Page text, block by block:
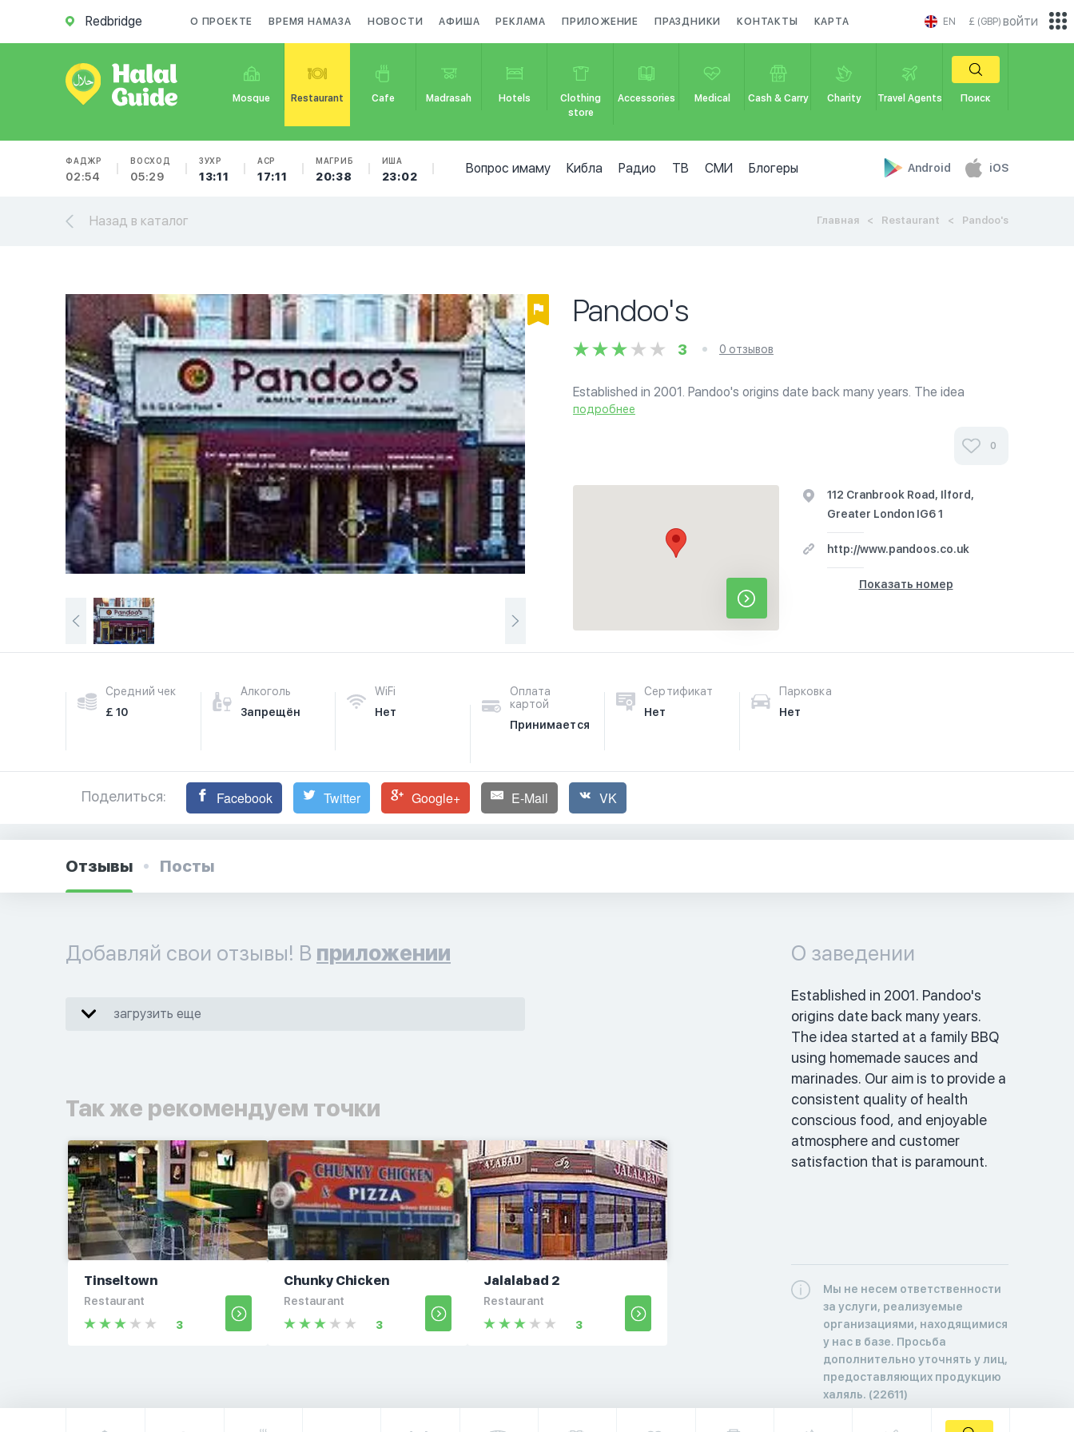
Redbridge О ПРОЕКТЕ ВРЕМЯ НАМАЗА НОВОСТИ АФИША РЕКЛАМА ПРИЛОЖЕНИЕ ПРАЗДНИКИ КОНТАКТЫ КАРТА EN £ (GBP)
Mosque Restaurant Cafe Madrasah Hotels
Clothing
store
Accessories Medical Cash & Carry Charity Travel Agents Поиск
ФАДЖР
02:54
ВОСХОД
05:29
ЗУХР
13:11
АСР
17:11
МАГРИБ
20:38
ИША
23:02
Вопрос имаму Кибла Радио ТВ СМИ Блогеры Android iOS
войти
Назад в каталог Главная Restaurant Pandoo's
Pandoo's
3 0 отзывов
Established in 2001. Pandoo's origins date back many years. The idea
started at a family BBQ using homemade sauces and marinades. Our aim is
подробнее
0
112 Cranbrook Road, Ilford,
Greater London IG6 1
http://www.pandoos.co.uk
Показать номер
Средний чек
£ 10
Алкоголь
Запрещён
WiFi
Нет
Оплата
картой
Принимается
Сертификат
Нет
Парковка
Нет
Поделиться: Facebook Twitter Google+ E-Mail VK
Отзывы Посты
Добавляй свои отзывы! В приложении
загрузить еще
Так же рекомендуем точки
Tinseltown
Restaurant
3
Chunky Chicken
Restaurant
3
Jalalabad 2
Restaurant
3
О заведении
Established in 2001. Pandoo's
origins date back many years.
The idea started at a family BBQ
using homemade sauces and
marinades. Our aim is to provide a
consistent quality of health
conscious food, and enjoyable
atmosphere and customer
satisfaction that is paramount.
Мы не несем ответственности
за услуги, реализуемые
организациями, находящимися
у нас в базе. Просьба
дополнительно уточнять у лиц,
предоставляющих продукцию
халяль. (22611)